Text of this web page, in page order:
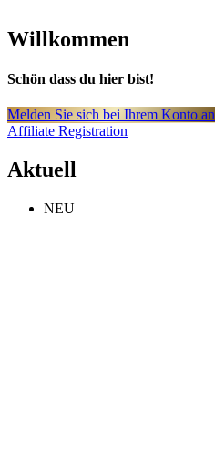
Willkommen
Schön dass du hier bist!
Melden Sie sich bei Ihrem Konto an
Affiliate Registration
Aktuell
NEU